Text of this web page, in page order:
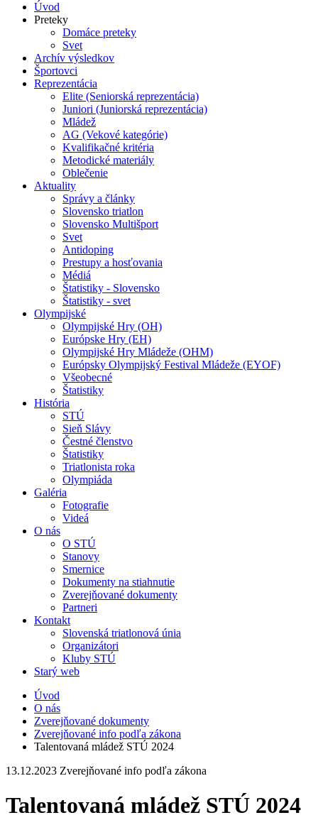
Úvod
Preteky
Domáce preteky
Svet
Archív výsledkov
Športovci
Reprezentácia
Elite (Seniorská reprezentácia)
Juniori (Juniorská reprezentácia)
Mládež
AG (Vekové kategórie)
Kvalifikačné kritéria
Metodické materiály
Oblečenie
Aktuality
Správy a články
Slovensko triatlon
Slovensko Multišport
Svet
Antidoping
Prestupy a hosťovania
Médiá
Štatistiky - Slovensko
Štatistiky - svet
Olympijské
Olympijské Hry (OH)
Európske Hry (EH)
Olympijské Hry Mládeže (OHM)
Európsky Olympijský Festival Mládeže (EYOF)
Všeobecné
Štatistiky
História
STÚ
Sieň Slávy
Čestné členstvo
Štatistiky
Triatlonista roka
Olympiáda
Galéria
Fotografie
Videá
O nás
O STÚ
Stanovy
Smernice
Dokumenty na stiahnutie
Zverejňované dokumenty
Partneri
Kontakt
Slovenská triatlonová únia
Organizátori
Kluby STÚ
Starý web
Úvod
O nás
Zverejňované dokumenty
Zverejňované info podľa zákona
Talentovaná mládež STÚ 2024
13.12.2023 Zverejňované info podľa zákona
Talentovaná mládež STÚ 2024